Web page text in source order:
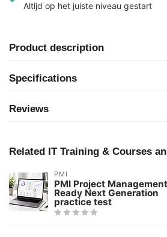
Altijd op het juiste niveau gestart
Product description
Specifications
Reviews
Related IT Training & Courses
PMI
PMI Project Management
Ready Next Generation
practice test